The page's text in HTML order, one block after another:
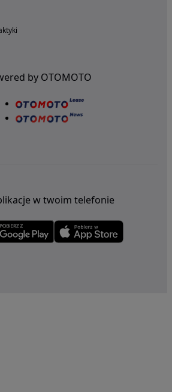
by OTOMOTO
w twoim telefonie